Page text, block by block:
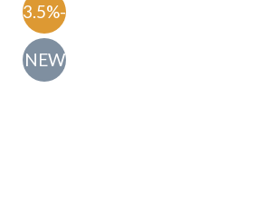
-63.5%
NEW